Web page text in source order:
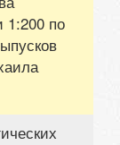
1:200 по